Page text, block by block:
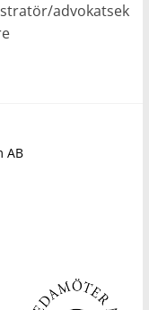
advokatsek
AB